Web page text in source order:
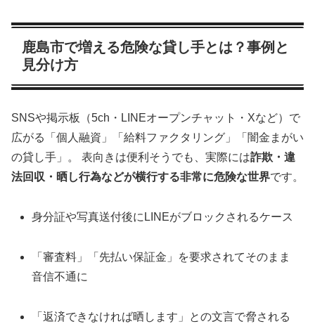
鹿島市で増える危険な貸し手とは？事例と
見分け方
SNSや掲示板（5ch・LINEオープンチャット・Xなど）で
広がる「個人融資」「給料ファクタリング」「闇金まがい
の貸し手」。 表向きは便利そうでも、実際には詐欺・違
法回収・晒し行為などが横行する非常に危険な世界です。
身分証や写真送付後にLINEがブロックされるケース
「審査料」「先払い保証金」を要求されてそのまま
音信不通に
「返済できなければ晒します」との文言で脅される